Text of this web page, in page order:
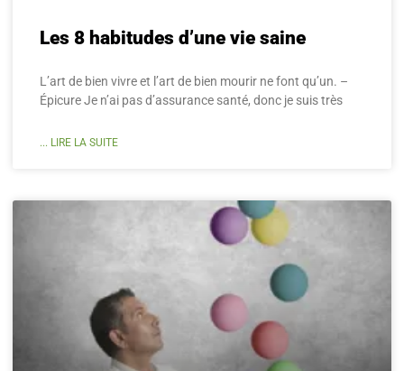
Les 8 habitudes d’une vie saine
L’art de bien vivre et l’art de bien mourir ne font qu’un. –
Épicure Je n’ai pas d’assurance santé, donc je suis très
... LIRE LA SUITE